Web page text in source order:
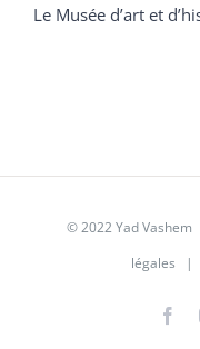
Le Musée d’art et
© 2022 Yad
légales |